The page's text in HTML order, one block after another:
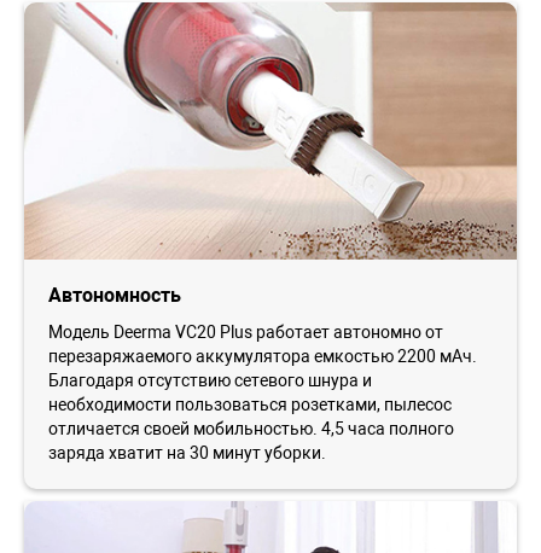
Автономность
Модель Deerma VC20 Plus работает автономно от
перезаряжаемого аккумулятора емкостью 2200 мАч.
Благодаря отсутствию сетевого шнура и
необходимости пользоваться розетками, пылесос
отличается своей мобильностью. 4,5 часа полного
заряда хватит на 30 минут уборки.